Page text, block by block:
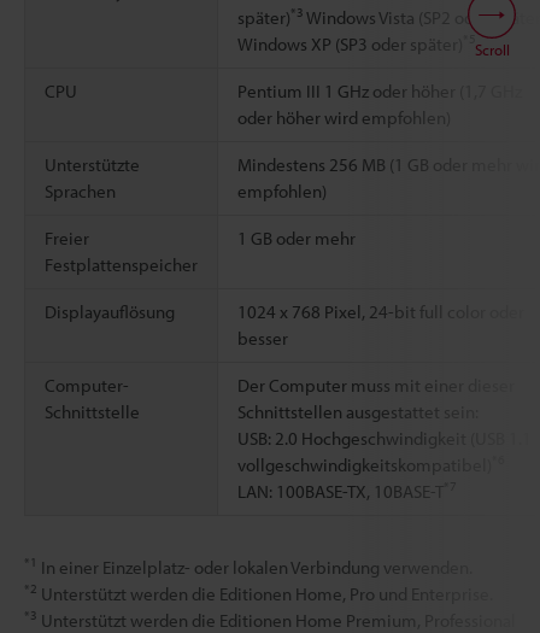
später)*3 Windows Vista (SP2 oder
Windows XP (SP3 oder später)
CPU
Pentium III 1 GHz oder höher (1,7 GHz
oder höher wird empfohlen)
Unterstützte
Sprachen
Mindestens 256 MB (1 GB oder mehr
empfohlen)
Freier
Festplattenspeicher
1 GB oder mehr
Displayauflösung
1024 x 768 Pixel, 24-bit full color oder
besser
Computer-
Schnittstelle
Der Computer muss mit einer dieser
Schnittstellen ausgestattet sein:
USB: 2.0 Hochgeschwindigkeit (USB 1.1
vollgeschwindigkeitskompatibel)
LAN: 100BASE-TX, 10BASE-T
*1 In einer Einzelplatz- oder lokalen Verbindung verwenden.
*2 Unterstützt werden die Editionen Home, Pro und Enterprise.
*3 Unterstützt werden die Editionen Home Premium, Professional
Scroll